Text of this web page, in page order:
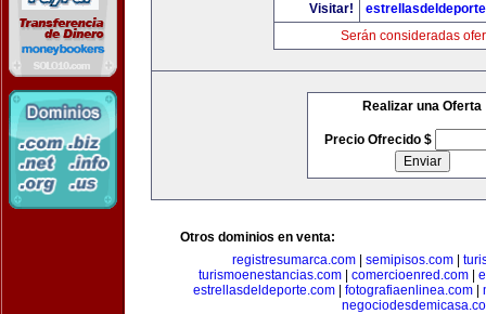
Visitar!
Serán consideradas
Realizar una Oferta
Precio Ofrecido $
Otros dominios en venta:
registresumarca.com| semipisos.com|
turismoenestancias.com
comercioenred.com
estrellasdeldeporte.com
fotografiaenlinea.com